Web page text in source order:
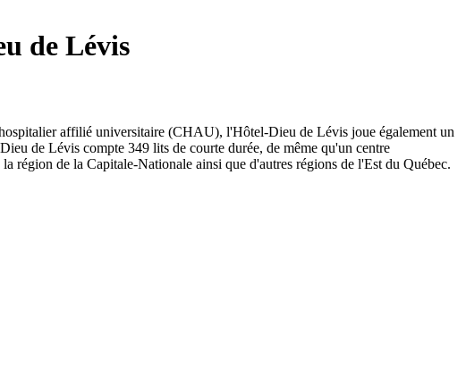
de Lévis
affilié universitaire (CHAU), l'Hôtel-Dieu de Lévis joue également un
de Lévis compte 349 lits de courte durée, de même qu'un centre
région de la Capitale-Nationale ainsi que d'autres régions de l'Est du Québec.